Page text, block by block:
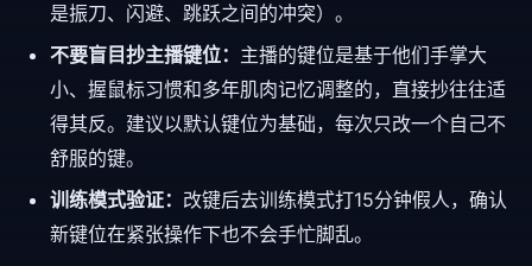
是振刀、闪避、跳跃之间的冲突）。
不要盲目抄主播键位： 主播的键位是基于他们手掌大
小、握鼠标习惯和多年肌肉记忆调整的，直接抄往往适
得其反。建议以默认键位为基础，每次只改一个自己不
舒服的键。
训练模式验证： 改键后去训练模式打15分钟假人，确认
新键位在紧张操作下也不会手忙脚乱。